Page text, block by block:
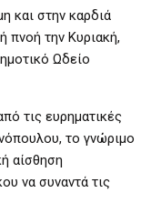
και στην καρδιά
πνοή την Κυριακή,
Ωδείο
τις ευρηματικές
το γνώριμο
αίσθηση
να συναντά τις